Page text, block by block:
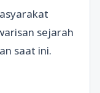
sejarah
saat ini.